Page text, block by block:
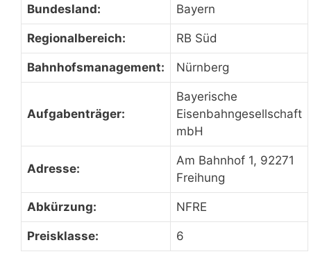
Bundesland: Bayern
Regionalbereich: RB Süd
Bahnhofsmanagement: Nürnberg
Aufgabenträger:
Bayerische
Eisenbahngesellschaft
mbH
Adresse:
Am Bahnhof 1, 92271
Freihung
Abkürzung: NFRE
Preisklasse: 6